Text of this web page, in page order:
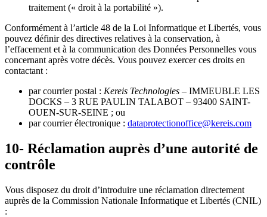
traitement (« droit à la portabilité »).
Conformément à l’article 48 de la Loi Informatique et Libertés, vous
pouvez définir des directives relatives à la conservation, à
l’effacement et à la communication des Données Personnelles vous
concernant après votre décès. Vous pouvez exercer ces droits en
contactant :
par courrier postal : Kereis Technologies – IMMEUBLE LES
DOCKS – 3 RUE PAULIN TALABOT – 93400 SAINT-
OUEN-SUR-SEINE ; ou
par courrier électronique : dataprotectionoffice@kereis.com
10- Réclamation auprès d’une autorité de
contrôle
Vous disposez du droit d’introduire une réclamation directement
auprès de la Commission Nationale Informatique et Libertés (CNIL)
: